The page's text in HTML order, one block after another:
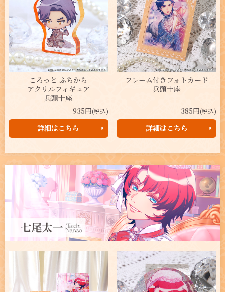
ころっと ふちから
アクリルフィギュア
兵頭十座
935円(税込)
詳細はこちら
フレーム付きフォトカード
兵頭十座
385円(税込)
詳細はこちら